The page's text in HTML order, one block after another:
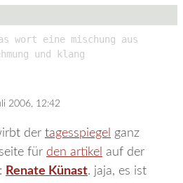
wort eine mischung aus
und klang
2006, 12:42
der tagesspiegel ganz
für den artikel auf der
Renate Künast. jaja, es ist